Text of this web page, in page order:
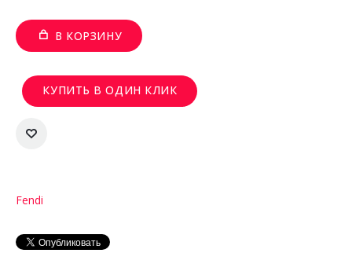
В КОРЗИНУ
КУПИТЬ В ОДИН КЛИК
Fendi